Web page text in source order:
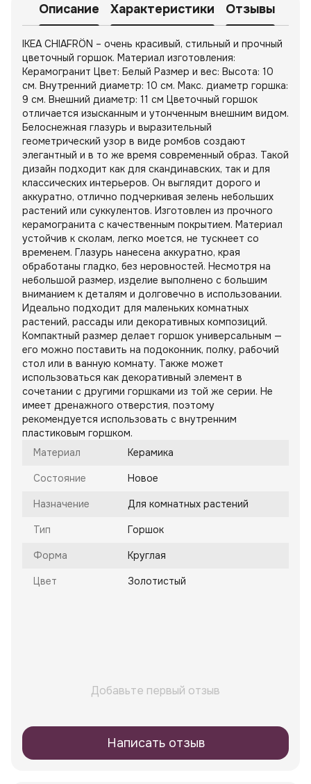
Описание Характеристики Отзывы
IKEA CHIAFRÖN – очень красивый, стильный и прочный
цветочный горшок. Материал изготовления:
Керамогранит Цвет: Белый Размер и вес: Высота: 10
см. Внутренний диаметр: 10 см. Макс. диаметр горшка:
9 см. Внешний диаметр: 11 см Цветочный горшок
отличается изысканным и утонченным внешним видом.
Белоснежная глазурь и выразительный
геометрический узор в виде ромбов создают
элегантный и в то же время современный образ. Такой
дизайн подходит как для скандинавских, так и для
классических интерьеров. Он выглядит дорого и
аккуратно, отлично подчеркивая зелень небольших
растений или суккулентов. Изготовлен из прочного
керамогранита с качественным покрытием. Материал
устойчив к сколам, легко моется, не тускнеет со
временем. Глазурь нанесена аккуратно, края
обработаны гладко, без неровностей. Несмотря на
небольшой размер, изделие выполнено с большим
вниманием к деталям и долговечно в использовании.
Идеально подходит для маленьких комнатных
растений, рассады или декоративных композиций.
Компактный размер делает горшок универсальным —
его можно поставить на подоконник, полку, рабочий
стол или в ванную комнату. Также может
использоваться как декоративный элемент в
сочетании с другими горшками из той же серии. Не
имеет дренажного отверстия, поэтому
рекомендуется использовать с внутренним
пластиковым горшком.
Материал
Керамика
Состояние Новое
Назначение Для комнатных растений
Тип Горшок
Форма Круглая
Цвет Золотистый
Добавьте первый отзыв
Написать отзыв